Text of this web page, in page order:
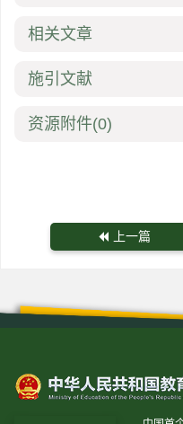
相关文章
施引文献
资源附件(0)
上一篇